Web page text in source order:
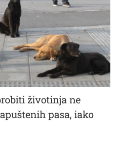
životinja ne
pasa, iako